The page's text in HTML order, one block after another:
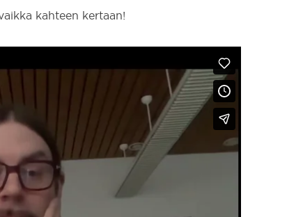
kahteen kertaan!